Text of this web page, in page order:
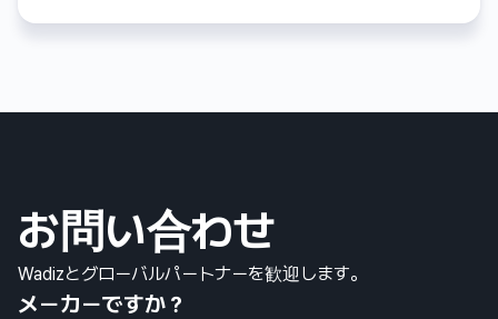
お問い合わせ
Wadizとグローバルパートナーを歓迎します。
メーカーですか？